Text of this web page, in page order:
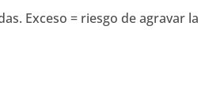
Exceso = riesgo de agravar la